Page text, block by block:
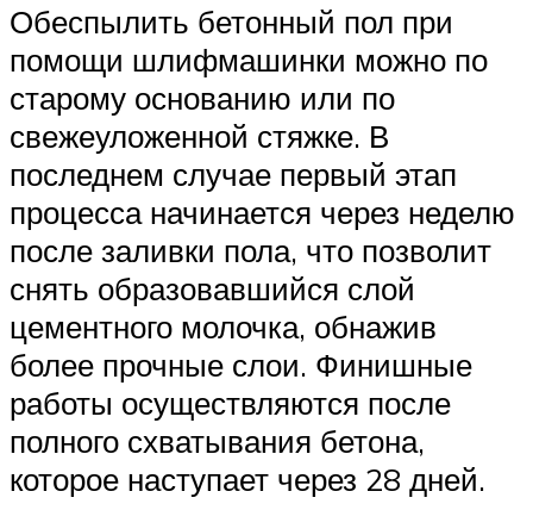
Обеспылить бетонный пол при
помощи шлифмашинки можно по
старому основанию или по
свежеуложенной стяжке. В
последнем случае первый этап
процесса начинается через неделю
после заливки пола, что позволит
снять образовавшийся слой
цементного молочка, обнажив
более прочные слои. Финишные
работы осуществляются после
полного схватывания бетона,
которое наступает через 28 дней.